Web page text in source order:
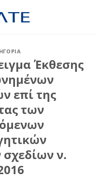
Έκθεσης
επί της
των
ν.